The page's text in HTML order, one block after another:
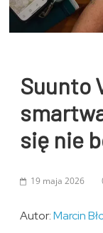
Suunto
się nie
19 maja 2026
Autor:Marcin